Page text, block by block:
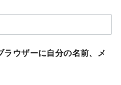
ウザーに自分の名前、メ